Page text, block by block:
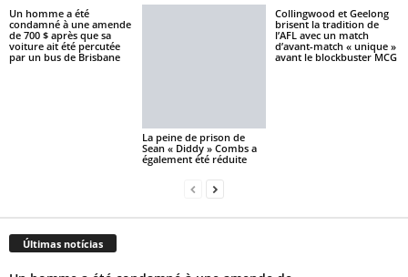
Un homme a été
condamné à une amende
de 700 $ après que sa
voiture ait été percutée
par un bus de Brisbane
La peine de prison de
Sean « Diddy » Combs a
également été réduite
Collingwood et Geelong
brisent la tradition de
l’AFL avec un match
d’avant-match « unique »
avant le blockbuster MCG
Últimas notícias